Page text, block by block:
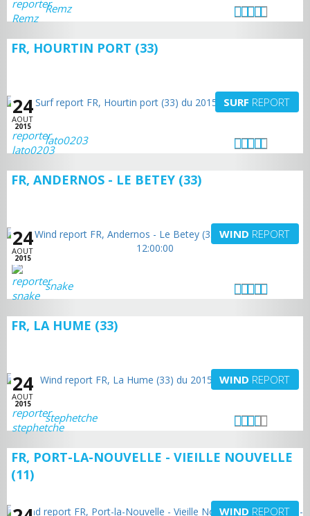
Remz
FR, HOURTIN PORT (33)
24
AOUT
2015
SURF REPORT
lato0203
FR, ANDERNOS - LE BETEY (33)
24
AOUT
2015
WIND REPORT
snake
FR, LA HUME (33)
24
AOUT
2015
WIND REPORT
stephetche
FR, PORT-LA-NOUVELLE - VIEILLE NOUVELLE
(11)
WIND REPORT